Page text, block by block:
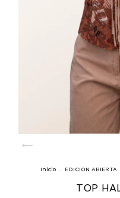
Inicio EDICION ABIERTA
TOP